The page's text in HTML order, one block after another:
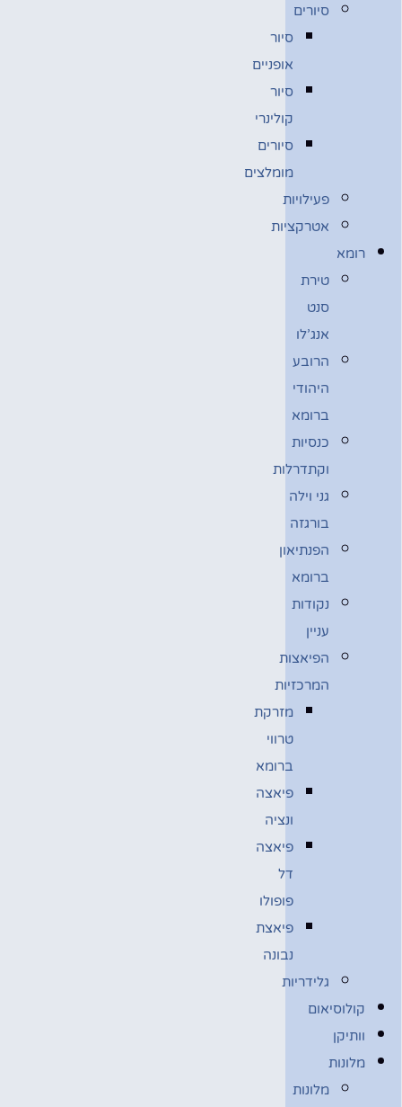
סיורים
סיור
אופניים
סיור
קולינרי
סיורים
מומלצים
פעילויות
אטרקציות
רומא
טירת
סנט
אנג’לו
הרובע
היהודי
ברומא
כנסיות
וקתדרלות
גני וילה
בורגזה
הפנתיאון
ברומא
נקודות
עניין
הפיאצות
המרכזיות
מזרקת
טרווי
ברומא
פיאצה
ונציה
פיאצה
דל
פופולו
פיאצת
נבונה
גלידריות
קולוסיאום
וותיקן
מלונות
מלונות